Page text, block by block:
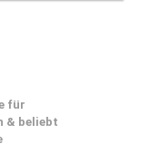
für
& beliebt